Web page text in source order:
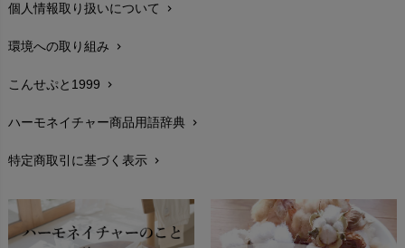
サイズ・寸法chevron_right
生地・素材chevron_right
お手入れについて
レビューを書こうchevron_right
返品交換chevron_right
FAXでのご注文
お問い合わせchevron_right
個人情報取り扱いについて chevron_right
環境への取り組み chevron_right
こんせぷと1999 chevron_right
ハーモネイチャー商品用語辞典 chevron_right
特定商取引に基づく表示 chevron_right